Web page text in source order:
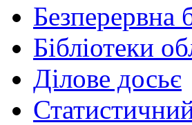
Безперервна
Бібліотеки
Ділове досьє